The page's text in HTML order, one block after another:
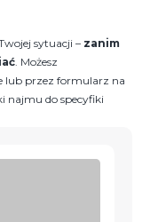
sytuacji – zanim
. Możesz
lub przez formularz na
najmu do specyfiki